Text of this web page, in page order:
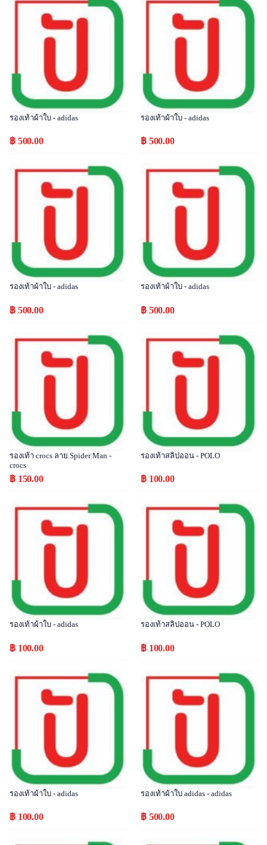
Popular
รองเท้าผ้าใบ - adidas
฿ 500.00
Popular
รองเท้าผ้าใบ - adidas
฿ 500.00
Popular
รองเท้าผ้าใบ - adidas
฿ 500.00
Popular
รองเท้าผ้าใบ - adidas
฿ 500.00
Popular
รองเท้า crocs ลาย Spider Man -
crocs
฿ 150.00
Popular
รองเท้าสลิปออน - POLO
฿ 100.00
Popular
รองเท้าผ้าใบ - adidas
฿ 100.00
Popular
รองเท้าสลิปออน - POLO
฿ 100.00
Popular
รองเท้าผ้าใบ - adidas
฿ 100.00
Popular
รองเท้าผ้าใบ adidas - adidas
฿ 500.00